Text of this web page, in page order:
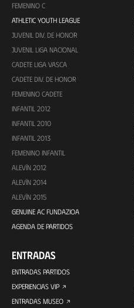
FEMENINO C
ATHLETIC YOUTH LEAGUE
JUVENIL DIV. DE HONOR
JUVENIL LIGA NACIONAL
CADETE LIGA VASCA
CADETE DIV. DE HONOR
FEMENINO CADETE
INFANTIL 2012
INFANTIL 2010
INFANTIL 2013
FEMENINO INFANTIL
ALEVÍN 2012
ALEVÍN 2014
ALEVÍN 2015
GENUINE AC FUNDAZIOA
AGENDA DE PARTIDOS
ENTRADAS
ENTRADAS PARTIDOS
EXPERIENCIAS VIP
ENTRADAS MUSEO